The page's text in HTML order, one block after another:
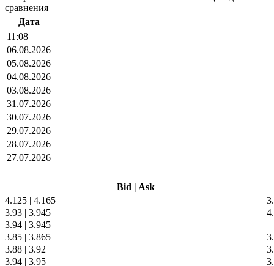
сравнения
Дата
11:08
06.08.2026
05.08.2026
04.08.2026
03.08.2026
31.07.2026
30.07.2026
29.07.2026
28.07.2026
27.07.2026
Bid | Ask
4.125 | 4.165
3.93 | 3.945
3.94 | 3.945
3.85 | 3.865
3.88 | 3.92
3.94 | 3.95